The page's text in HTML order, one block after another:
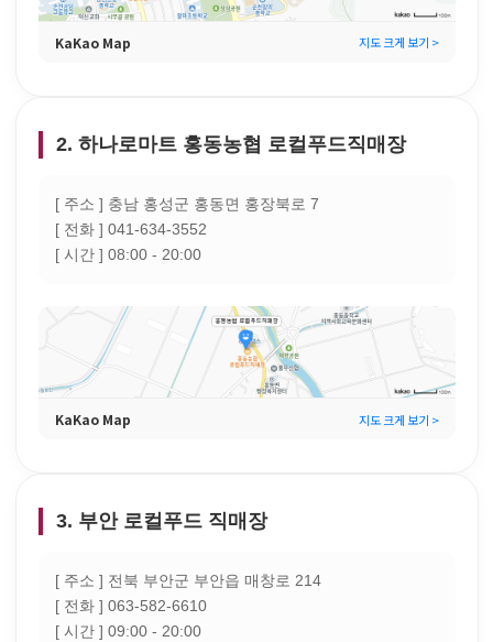
KaKao Map 지도 크게 보기 >
2. 하나로마트 홍동농협 로컬푸드직매장
[ 주소 ] 충남 홍성군 홍동면 홍장북로 7
[ 전화 ] 041-634-3552
[ 시간 ] 08:00 - 20:00
KaKao Map 지도 크게 보기 >
3. 부안 로컬푸드 직매장
[ 주소 ] 전북 부안군 부안읍 매창로 214
[ 전화 ] 063-582-6610
[ 시간 ] 09:00 - 20:00